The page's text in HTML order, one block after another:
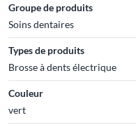
Groupe de produits
Soins dentaires
Types de produits
Brosse à dents électrique
Couleur
vert